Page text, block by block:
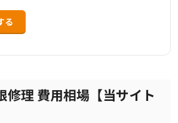
装技能士や建築板金技能士が在籍して
アフターフォローに力を入れていま
との長期的なお付き合いを大切にして
紹介による依頼が多いことも信頼の証
る
修理 費用相場【当サイト